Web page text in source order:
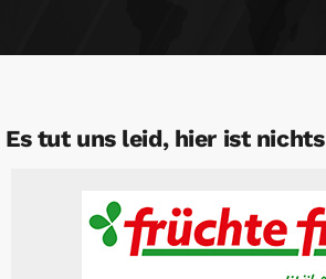
Es tut uns leid, hier ist nichts